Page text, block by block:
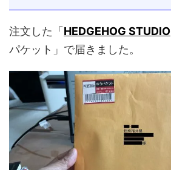
注文した「HEDGEHOG STUDIO
パケット」で届きました。